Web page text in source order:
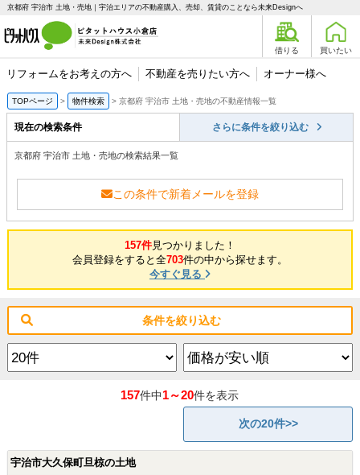
京都府 宇治市 土地・売地｜宇治エリアの不動産購入、売却、賃貸のことなら未来Designへ
借りる 買いたい
リフォームをお考えの方へ 不動産を売りたい方へ オーナー様へ
TOPページ 物件検索 京都府 宇治市 土地・売地の不動産情報一覧
現在の検索条件 さらに条件を絞り込む
京都府 宇治市 土地・売地の検索結果一覧
この条件で新着メールを登録
157件見つかりました！
会員登録をすると全703件の中から探せます。
今すぐ見る
条件を絞り込む
157件中1～20件を表示
次の20件>>
宇治市大久保町旦椋の土地